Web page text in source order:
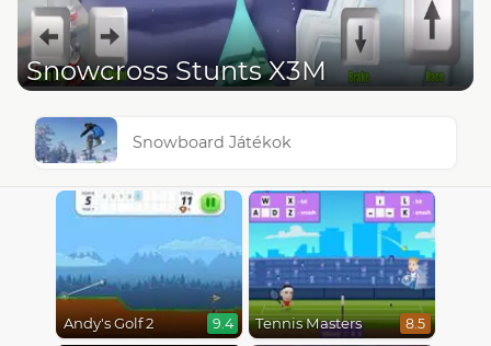
Snowcross Stunts X3M
Snowboard Játékok
Andy's Golf 2 9.4 Tennis Masters 8.5